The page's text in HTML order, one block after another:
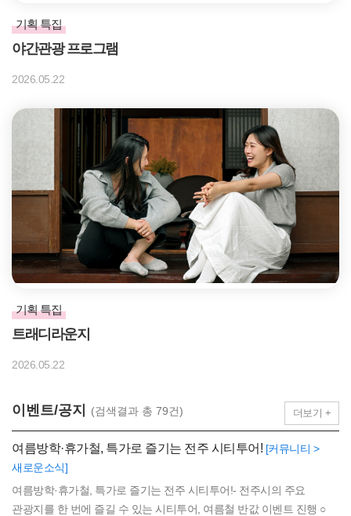
기획 특집
야간관광 프로그램
2026.05.22
기획 특집
트래디라운지
2026.05.22
이벤트/공지 (검색결과 총 79건) 더보기 +
여름방학·휴가철, 특가로 즐기는 전주 시티투어! [커뮤니티 >
새로운소식]
여름방학·휴가철, 특가로 즐기는 전주 시티투어!- 전주시의 주요
관광지를 한 번에 즐길 수 있는 시티투어, 여름철 반값 이벤트 진행 ○